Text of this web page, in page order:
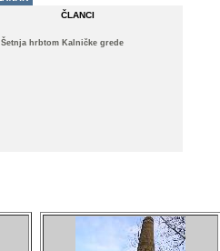
ČLANCI
Šetnja hrbtom Kalničke grede